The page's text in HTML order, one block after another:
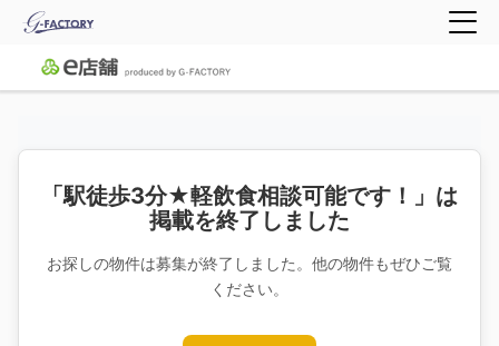
「駅徒歩3分★軽飲食相談可能です！」は
掲載を終了しました
お探しの物件は募集が終了しました。他の物件もぜひご覧
ください。